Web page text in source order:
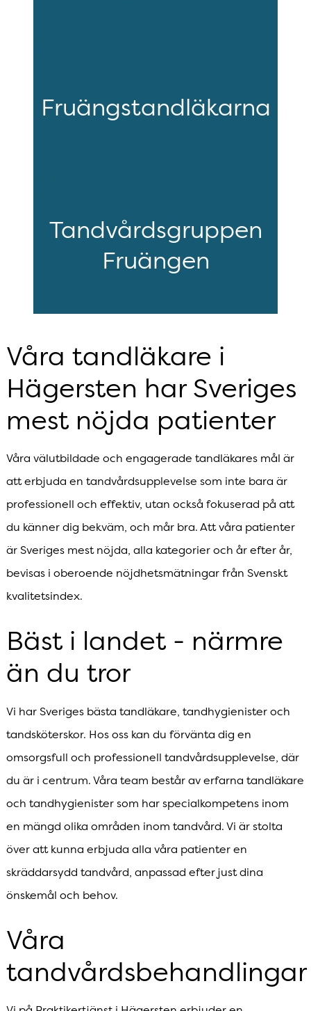
Fruängstandläkarna
Tandvårdsgruppen
Fruängen
Våra tandläkare i
Hägersten har Sveriges
mest nöjda patienter
Våra välutbildade och engagerade tandläkares mål är
att erbjuda en tandvårdsupplevelse som inte bara är
professionell och effektiv, utan också fokuserad på att
du känner dig bekväm, och mår bra. Att våra patienter
är Sveriges mest nöjda, alla kategorier och år efter år,
bevisas i oberoende nöjdhetsmätningar från Svenskt
kvalitetsindex.
Bäst i landet - närmre
än du tror
Vi har Sveriges bästa tandläkare, tandhygienister och
tandsköterskor. Hos oss kan du förvänta dig en
omsorgsfull och professionell tandvårdsupplevelse, där
du är i centrum. Våra team består av erfarna tandläkare
och tandhygienister som har specialkompetens inom
en mängd olika områden inom tandvård. Vi är stolta
över att kunna erbjuda alla våra patienter en
skräddarsydd tandvård, anpassad efter just dina
önskemål och behov.
Våra